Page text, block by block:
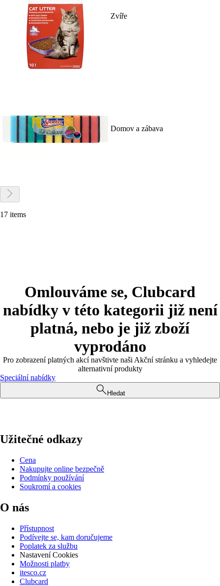
Zvíře
Domov a zábava
17 items
Omlouváme se, Clubcard
nabídky v této kategorii již není
platná, nebo je již zboží
vyprodáno
Pro zobrazení platných akcí navštivte naši Akční stránku a vyhledejte
alternativní produkty
Speciální nabídky
Hledat
Užitečné odkazy
Cena
Nakupujte online bezpečně
Podmínky používání
Soukromí a cookies
O nás
Přístupnost
Podívejte se, kam doručujeme
Poplatek za službu
Nastavení Cookies
Možnosti platby
itesco.cz
Clubcard